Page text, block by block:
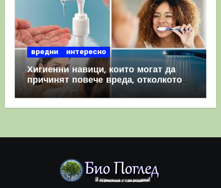
вредни интересно
Хигиенни навици, които могат да
причинят повече вреда, отколкото
полза